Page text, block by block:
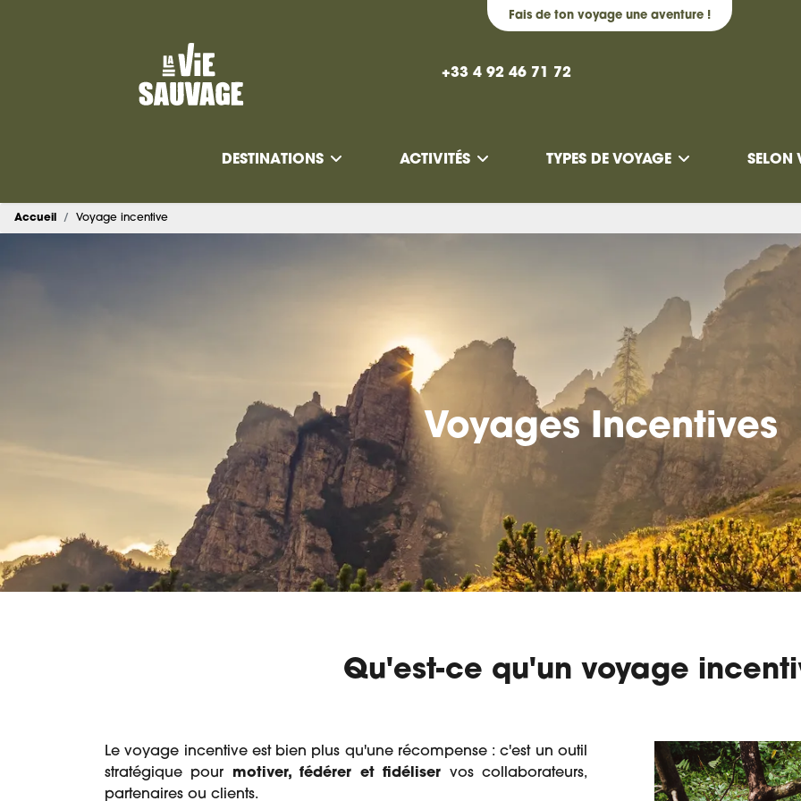
Fais de ton voyage une aventure !
DESTINATIONS ACTIVITÉS TYPES DE VOYAGE SELON
+33 4 92 46 71 72
Accueil Voyage incentive
Voyages Incentives
Qu'est-ce qu'un voyage
Le voyage incentive est bien plus qu'une récompense : c'est un outil
stratégique pour motiver, fédérer et fidéliser vos collaborateurs,
partenaires ou clients.